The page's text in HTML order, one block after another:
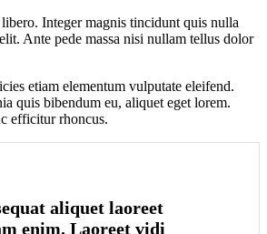
Integer magnis tincidunt quis nulla
Ante pede massa nisi nullam tellus dolor
etiam elementum vulputate eleifend.
quis bibendum eu, aliquet eget lorem.
efficitur rhoncus.
aliquet laoreet
enim. Laoreet vidi